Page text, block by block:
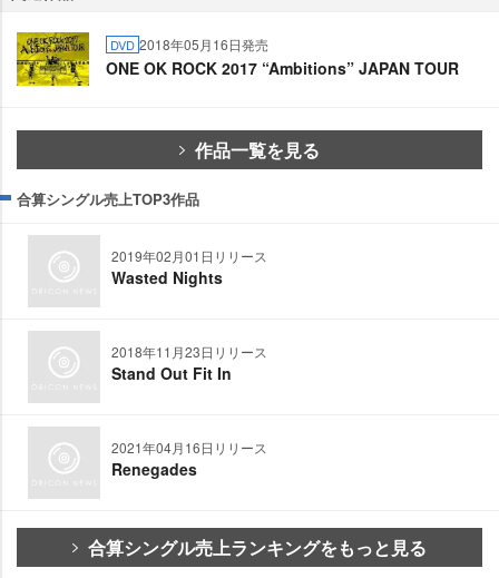
DVD 2018年05月16日発売
ONE OK ROCK 2017 “Ambitions” JAPAN TOUR
作品一覧を見る
合算シングル売上TOP3作品
2019年02月01日リリース
Wasted Nights
2018年11月23日リリース
Stand Out Fit In
2021年04月16日リリース
Renegades
合算シングル売上ランキングをもっと見る